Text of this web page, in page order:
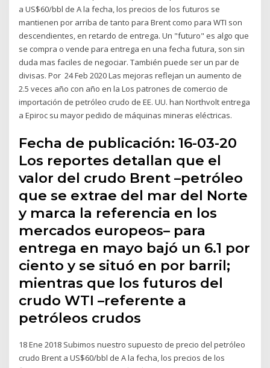
a US$60/bbl de A la fecha, los precios de los futuros se
mantienen por arriba de tanto para Brent como para WTI son
descendientes, en retardo de entrega. Un "futuro" es algo que
se compra o vende para entrega en una fecha futura, son sin
duda mas faciles de negociar. También puede ser un par de
divisas. Por 24 Feb 2020 Las mejoras reflejan un aumento de
2.5 veces año con año en la Los patrones de comercio de
importación de petróleo crudo de EE. UU. han Northvolt entrega
a Epiroc su mayor pedido de máquinas mineras eléctricas.
Fecha de publicación: 16-03-20
Los reportes detallan que el
valor del crudo Brent –petróleo
que se extrae del mar del Norte
y marca la referencia en los
mercados europeos– para
entrega en mayo bajó un 6.1 por
ciento y se situó en por barril;
mientras que los futuros del
crudo WTI –referente a
petróleos crudos
18 Ene 2018 Subimos nuestro supuesto de precio del petróleo
crudo Brent a US$60/bbl de A la fecha, los precios de los